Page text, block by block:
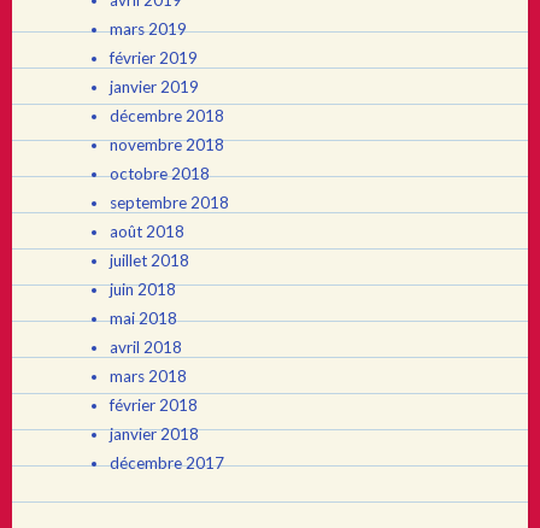
mars 2019
février 2019
janvier 2019
décembre 2018
novembre 2018
octobre 2018
septembre 2018
août 2018
juillet 2018
juin 2018
mai 2018
avril 2018
mars 2018
février 2018
janvier 2018
décembre 2017